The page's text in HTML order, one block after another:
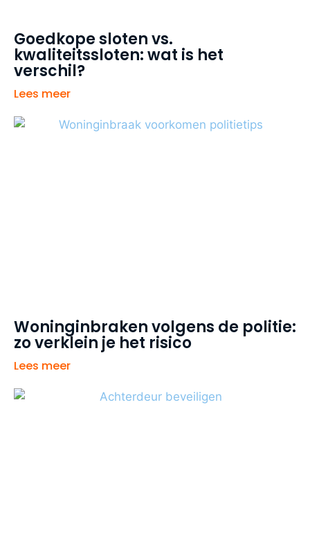
Goedkope sloten vs.
kwaliteitssloten: wat is het
verschil?
Lees meer
Woninginbraken volgens de politie:
zo verklein je het risico
Lees meer